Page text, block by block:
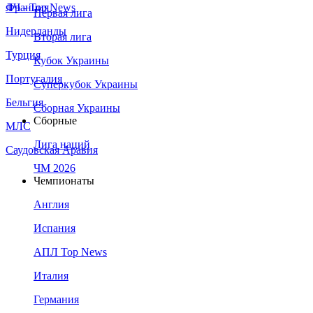
Франция
Нидерланды
Турция
Португалия
Бельгия
МЛС
Саудовская Аравия
ЛЧ - Top News
Первая лига
Вторая лига
Кубок Украины
Суперкубок Украины
Сборная Украины
Сборные
Лига наций
ЧМ 2026
Чемпионаты
Англия
Испания
АПЛ Top News
Италия
Германия